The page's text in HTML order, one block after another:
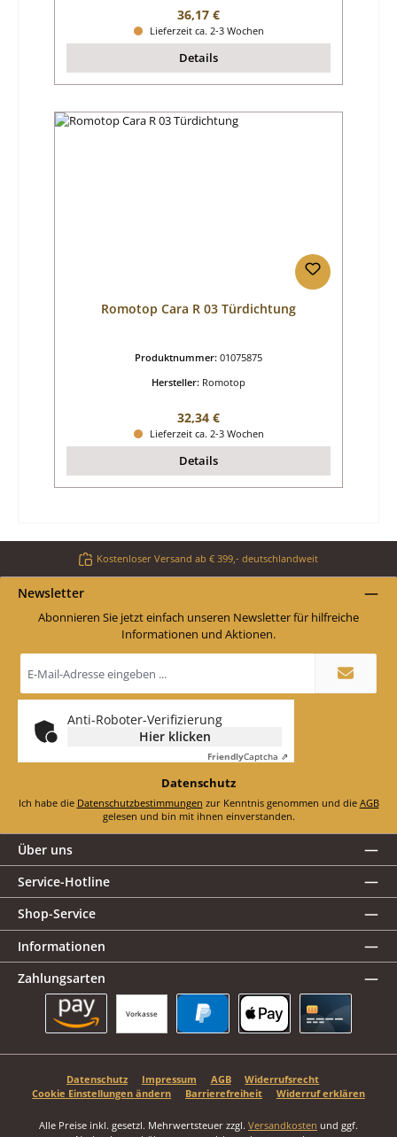
Regulärer Preis:
36,17 €
Lieferzeit ca. 2-3 Wochen
Details
Romotop Cara R 03 Türdichtung
Produktnummer: 01075875
Hersteller: Romotop
Regulärer Preis:
32,34 €
Lieferzeit ca. 2-3 Wochen
Details
Kostenloser Versand ab € 399,- deutschlandweit
Newsletter
Abonnieren Sie jetzt einfach unseren Newsletter für hilfreiche
Informationen und Aktionen.
Mail-
Adresse
*
Anti-Roboter-Verifizierung
Hier klicken
FriendlyCaptcha ⇗
Datenschutz
Ich habe die Datenschutzbestimmungen zur Kenntnis genommen und die AGB
gelesen und bin mit ihnen einverstanden.
Über uns
Service-Hotline
Shop-Service
Informationen
Zahlungsarten
Vorkasse
Datenschutz Impressum AGB
Widerrufsrecht
Cookie Einstellungen ändern
Barrierefreiheit Widerruf erklären
Alle Preise inkl. gesetzl. Mehrwertsteuer zzgl. Versandkosten und ggf.